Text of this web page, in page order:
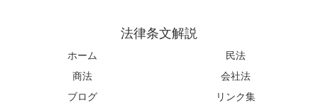
法律条文解説
ホーム
民法
商法
会社法
ブログ
リンク集